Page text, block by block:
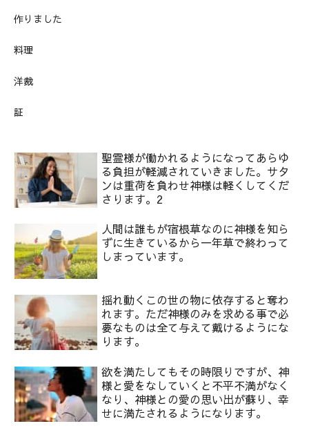
作りました
料理
洋裁
証
聖霊様が働かれるようになってあらゆ
る負担が軽減されていきました。サタ
ンは重荷を負わせ神様は軽くしてくだ
さります。2
人間は誰もが宿根草なのに神様を知ら
ずに生きているから一年草で終わって
しまっています。
揺れ動くこの世の物に依存すると奪わ
れます。ただ神様のみを求める事で必
要なものは全て与えて戴けるようにな
ります。
欲を満たしてもその時限りですが、神
様と愛をなしていくと不平不満がなく
なり、神様との愛の思い出が蘇り、幸
せに満たされるようになります。